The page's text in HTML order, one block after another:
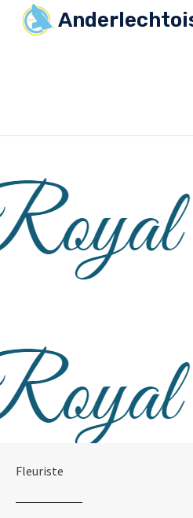
Fleuriste